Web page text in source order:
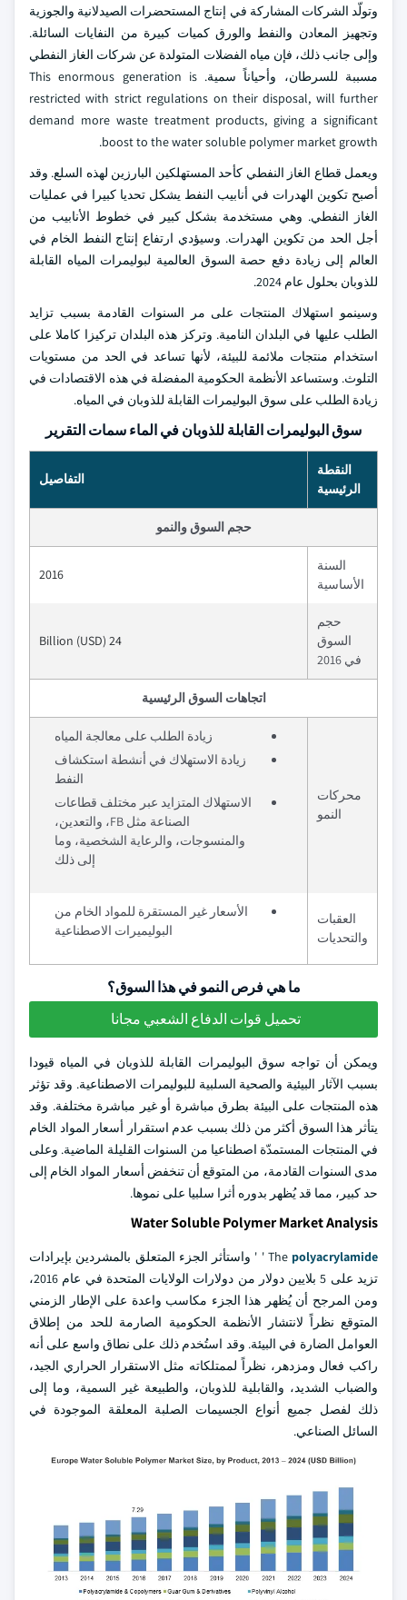
وتولّد الشركات المشاركة في إنتاج المستحضرات الصيدلانية والجوزية
وتجهيز المعادن والنفط والورق كميات كبيرة من النفايات السائلة.
وإلى جانب ذلك، فإن مياه الفضلات المتولدة عن شركات الغاز النفطي
مسببة للسرطان، وأحياناً سمية. This enormous generation is
restricted with strict regulations on their disposal, will further
demand more waste treatment products, giving a significant
boost to the water soluble polymer market growth.
ويعمل قطاع الغاز النفطي كأحد المستهلكين البارزين لهذه السلع. وقد
أصبح تكوين الهدرات في أنابيب النفط يشكل تحديا كبيرا في عمليات
الغاز النفطي. وهي مستخدمة بشكل كبير في خطوط الأنابيب من
أجل الحد من تكوين الهدرات. وسيؤدي ارتفاع إنتاج النفط الخام في
العالم إلى زيادة دفع حصة السوق العالمية لبوليمرات المياه القابلة
للذوبان بحلول عام 2024.
وسينمو استهلاك المنتجات على مر السنوات القادمة بسبب تزايد
الطلب عليها في البلدان النامية. وتركز هذه البلدان تركيزا كاملا على
استخدام منتجات ملائمة للبيئة، لأنها تساعد في الحد من مستويات
التلوث. وستساعد الأنظمة الحكومية المفضلة في هذه الاقتصادات في
زيادة الطلب على سوق البوليمرات القابلة للذوبان في المياه.
سوق البوليمرات القابلة للذوبان في الماء سمات التقرير
النقطة
الرئيسية
التفاصيل
حجم السوق والنمو
السنة
الأساسية
2016
حجم
السوق
في 2016
24 Billion (USD)
اتجاهات السوق الرئيسية
محركات
النمو
زيادة الطلب على معالجة المياه
زيادة الاستهلاك في أنشطة استكشاف
النفط
الاستهلاك المتزايد عبر مختلف قطاعات
الصناعة مثل FB، والتعدين،
والمنسوجات، والرعاية الشخصية، وما
إلى ذلك
العقبات
والتحديات
الأسعار غير المستقرة للمواد الخام من
البوليميرات الاصطناعية
ما هي فرص النمو في هذا السوق؟
تحميل قوات الدفاع الشعبي مجانا
ويمكن أن تواجه سوق البوليمرات القابلة للذوبان في المياه قيودا
بسبب الآثار البيئية والصحية السلبية للبوليمرات الاصطناعية. وقد تؤثر
هذه المنتجات على البيئة بطرق مباشرة أو غير مباشرة مختلفة. وقد
يتأثر هذا السوق أكثر من ذلك بسبب عدم استقرار أسعار المواد الخام
في المنتجات المستمدّة اصطناعيا من السنوات القليلة الماضية. وعلى
مدى السنوات القادمة، من المتوقع أن تنخفض أسعار المواد الخام إلى
حد كبير، مما قد يُظهر بدوره أثرا سلبيا على نموها.
Water Soluble Polymer Market Analysis
The polyacrylamide
' ' واستأثر الجزء المتعلق بالمشردين بإيرادات
تزيد على 5 بلايين دولار من دولارات الولايات المتحدة في عام 2016،
ومن المرجح أن يُظهر هذا الجزء مكاسب واعدة على الإطار الزمني
المتوقع نظراً لانتشار الأنظمة الحكومية الصارمة للحد من إطلاق
العوامل الضارة في البيئة. وقد استُخدم ذلك على نطاق واسع على أنه
راكب فعال ومزدهر، نظراً لممتلكاته مثل الاستقرار الحراري الجيد،
والضباب الشديد، والقابلية للذوبان، والطبيعة غير السمية، وما إلى
ذلك لفصل جميع أنواع الجسيمات الصلبة المعلقة الموجودة في
السائل الصناعي.